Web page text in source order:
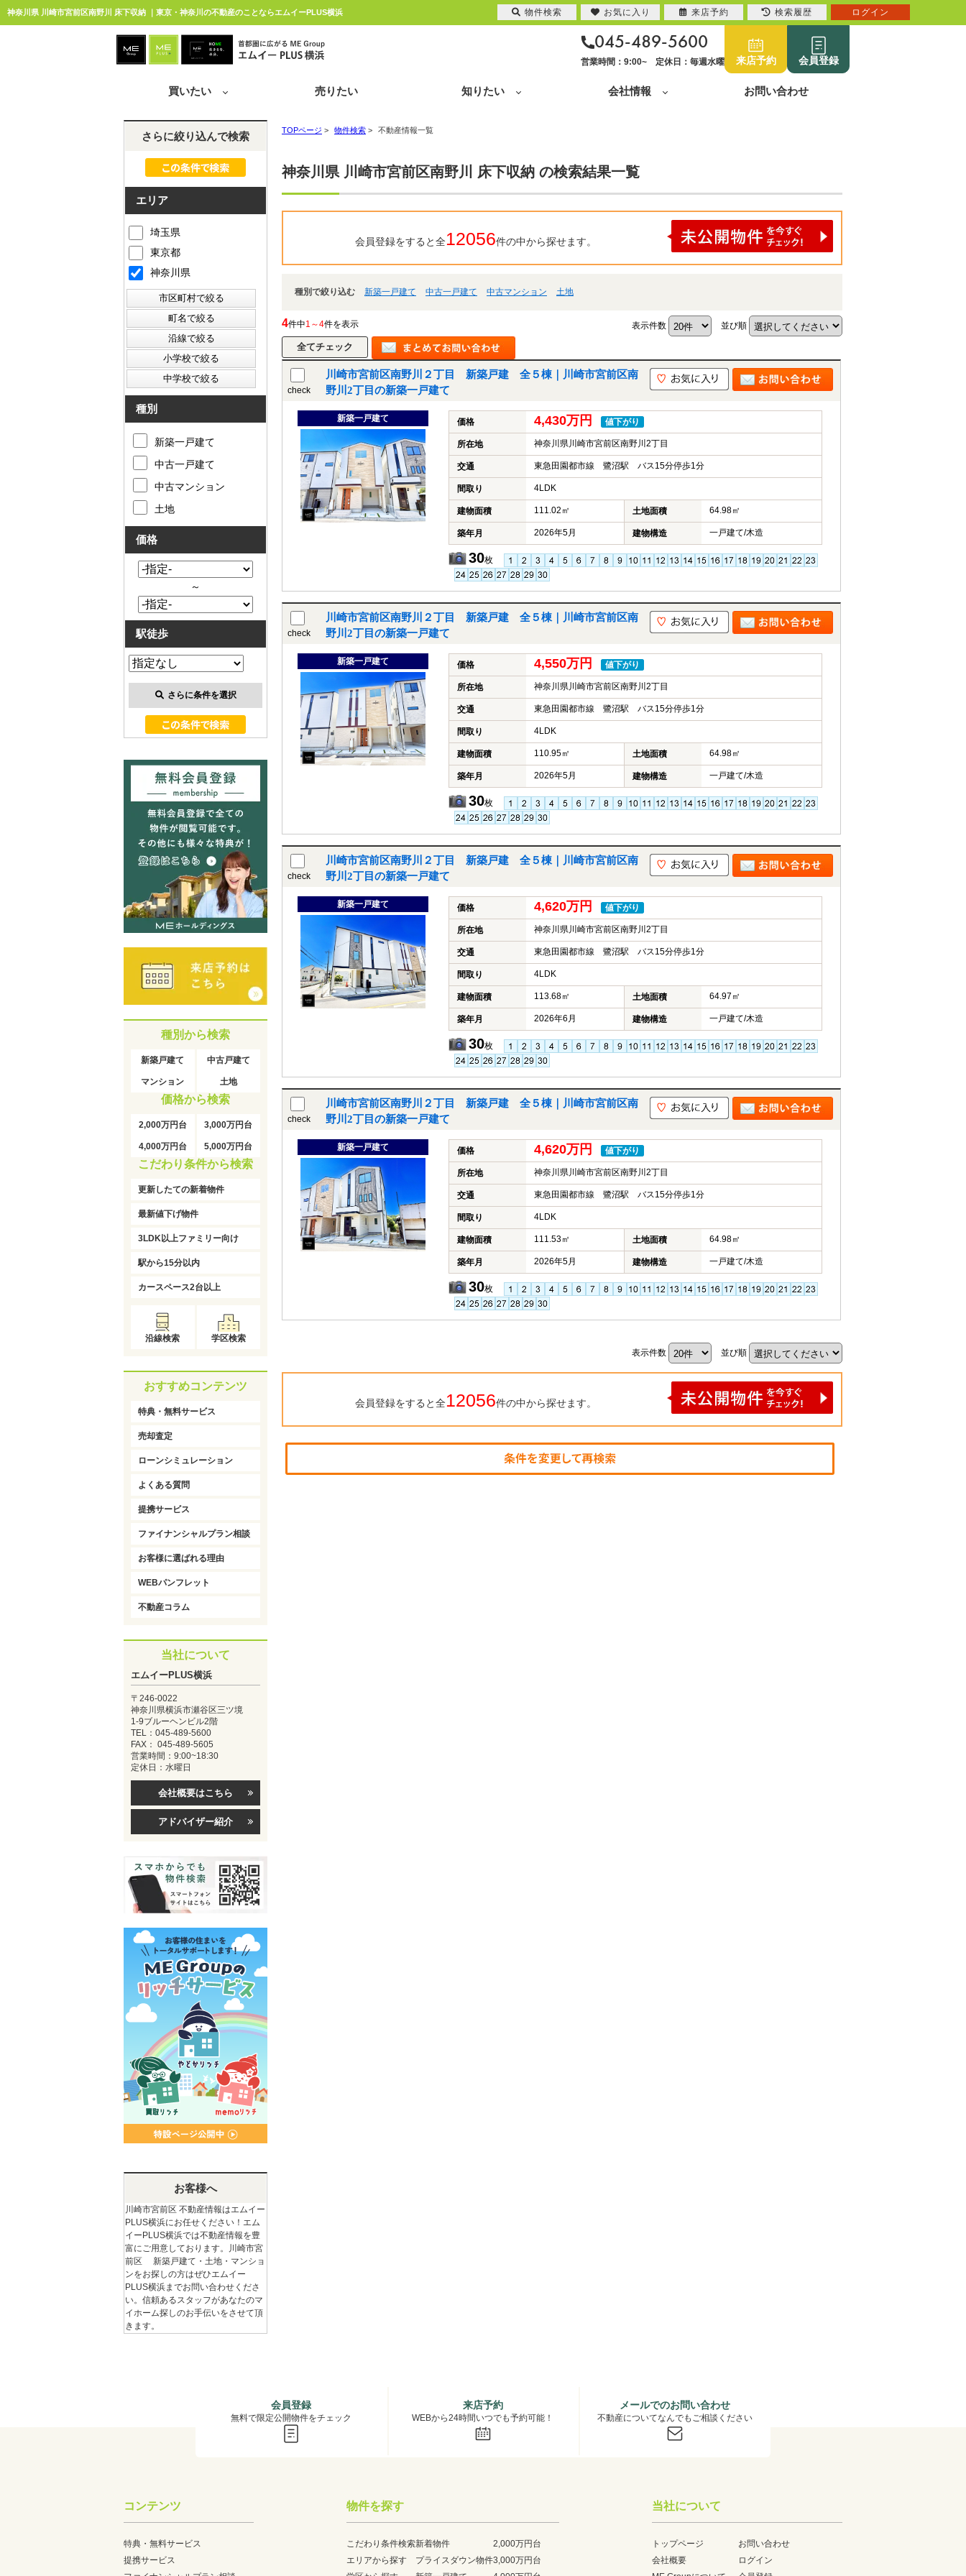
神奈川県 川崎市宮前区南野川 床下収納 ｜東京・神奈川の不動産のことならエムイーPLUS横浜
045-489-5600
営業時間：9:00~ 定休日：毎週水曜 来店予約 会員登録
買いたい 売りたい 知りたい 会社情報 お問い合わせ
TOPページ > 物件検索 > 不動産情報一覧
神奈川県 川崎市宮前区南野川 床下収納 の検索結果一覧
会員登録をすると全12056件の中から探せます。
種別で絞り込む 新築一戸建て 中古一戸建て 中古マンション 土地
4件中1～4件を表示 表示件数 並び順
check
川崎市宮前区南野川２丁目 新築戸建 全５棟｜川崎市宮前区南
野川2丁目の新築一戸建て
新築一戸建て 価格 4,430万円 値下がり
所在地 神奈川県川崎市宮前区南野川2丁目
交通 東急田園都市線 鷺沼駅 バス15分停歩1分
間取り 4LDK
建物面積 111.02㎡ 土地面積 64.98㎡
築年月 2026年5月 建物構造 一戸建て/木造
30枚
check
川崎市宮前区南野川２丁目 新築戸建 全５棟｜川崎市宮前区南
野川2丁目の新築一戸建て
新築一戸建て 価格 4,550万円 値下がり
所在地 神奈川県川崎市宮前区南野川2丁目
交通 東急田園都市線 鷺沼駅 バス15分停歩1分
間取り 4LDK
建物面積 110.95㎡ 土地面積 64.98㎡
築年月 2026年5月 建物構造 一戸建て/木造
30枚
check
川崎市宮前区南野川２丁目 新築戸建 全５棟｜川崎市宮前区南
野川2丁目の新築一戸建て
新築一戸建て 価格 4,620万円 値下がり
所在地 神奈川県川崎市宮前区南野川2丁目
交通 東急田園都市線 鷺沼駅 バス15分停歩1分
間取り 4LDK
建物面積 113.68㎡ 土地面積 64.97㎡
築年月 2026年6月 建物構造 一戸建て/木造
30枚
check
川崎市宮前区南野川２丁目 新築戸建 全５棟｜川崎市宮前区南
野川2丁目の新築一戸建て
新築一戸建て 価格 4,620万円 値下がり
所在地 神奈川県川崎市宮前区南野川2丁目
交通 東急田園都市線 鷺沼駅 バス15分停歩1分
間取り 4LDK
建物面積 111.53㎡ 土地面積 64.98㎡
築年月 2026年5月 建物構造 一戸建て/木造
30枚
表示件数 並び順
会員登録をすると全12056件の中から探せます。
さらに絞り込んで検索
エリア
埼玉県
東京都
神奈川県
種別
新築一戸建て
中古一戸建て
中古マンション
土地
価格
～
駅徒歩
さらに条件を選択
種別から検索
新築戸建て 中古戸建て
マンション 土地
価格から検索
2,000万円台 3,000万円台
4,000万円台 5,000万円台
こだわり条件から検索
更新したての新着物件
最新値下げ物件
3LDK以上ファミリー向け
駅から15分以内
カースペース2台以上
沿線検索 学区検索
おすすめコンテンツ
特典・無料サービス
売却査定
ローンシミュレーション
よくある質問
提携サービス
ファイナンシャルプラン相談
お客様に選ばれる理由
WEBパンフレット
不動産コラム
当社について
エムイーPLUS横浜
〒246-0022
神奈川県横浜市瀬谷区三ツ境
1-9ブルーヘンビル2階
TEL：045-489-5600
FAX： 045-489-5605
営業時間：9:00~18:30
定休日：水曜日
会社概要はこちら
アドバイザー紹介
お客様へ
川崎市宮前区 不動産情報はエムイー
PLUS横浜にお任せください！エム
イーPLUS横浜では不動産情報を豊
富にご用意しております。川崎市宮
前区 新築戸建て・土地・マンショ
ンをお探しの方はぜひエムイー
PLUS横浜までお問い合わせくださ
い。信頼あるスタッフがあなたのマ
イホーム探しのお手伝いをさせて頂
きます。
会員登録
無料で限定公開物件をチェック
来店予約
WEBから24時間いつでも予約可能！
メールでのお問い合わせ
不動産についてなんでもご相談ください
コンテンツ
特典・無料サービス
提携サービス
物件を探す
こだわり条件検索
エリアから探す
新着物件
プライスダウン物件
2,000万円台
3,000万円台
当社について
トップページ
会社概要
お問い合わせ
ログイン
物件検索 お気に入り 来店予約 検索履歴 ログイン